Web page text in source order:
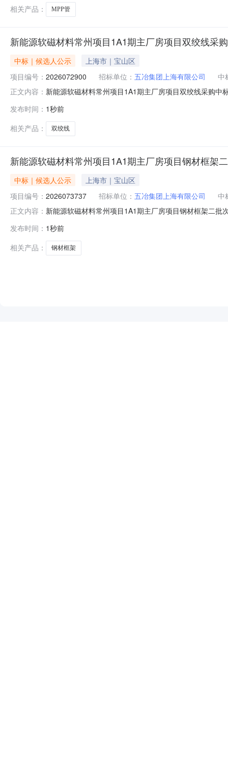
相关产品：
MPP管
新能源软磁材料常州项目1A1期主厂房项目双绞线采
中标｜候选人公示
上海市｜宝山区
项目编号： 2026072900 招标单位： 五冶集团上海有限公司
中
正文内容： 新能源软磁材料常州项目1A1期主厂房项目双绞线采购
人：远东电缆有限公司特此公示公示期为4天，若有异
日
发布时间： 1秒前
相关产品：
双绞线
新能源软磁材料常州项目1A1期主厂房项目钢材框架
中标｜候选人公示
上海市｜宝山区
项目编号： 2026073737 招标单位： 五冶集团上海有限公司
中
正文内容： 新能源软磁材料常州项目1A1期主厂房项目钢材框架二
务有限公司第三中标候选人：马鞍山林仁贸易有限公司
司公示开始时间：20
发布时间： 1秒前
相关产品：
钢材框架